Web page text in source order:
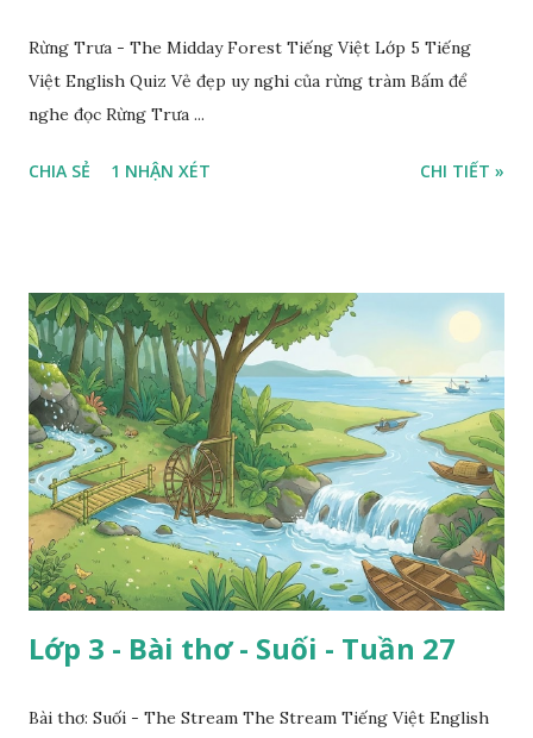
Rừng Trưa - The Midday Forest Tiếng Việt Lớp 5 Tiếng
Việt English Quiz Vẻ đẹp uy nghi của rừng tràm Bấm để
nghe đọc Rừng Trưa ...
CHIA SẺ 1 NHẬN XÉT CHI TIẾT »
Lớp 3 - Bài thơ - Suối - Tuần 27
Bài thơ: Suối - The Stream The Stream Tiếng Việt English